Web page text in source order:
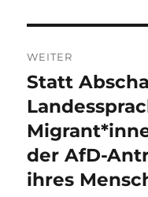
WEITER
Nächster
Beitrag:
Statt
der AfD-
ihres